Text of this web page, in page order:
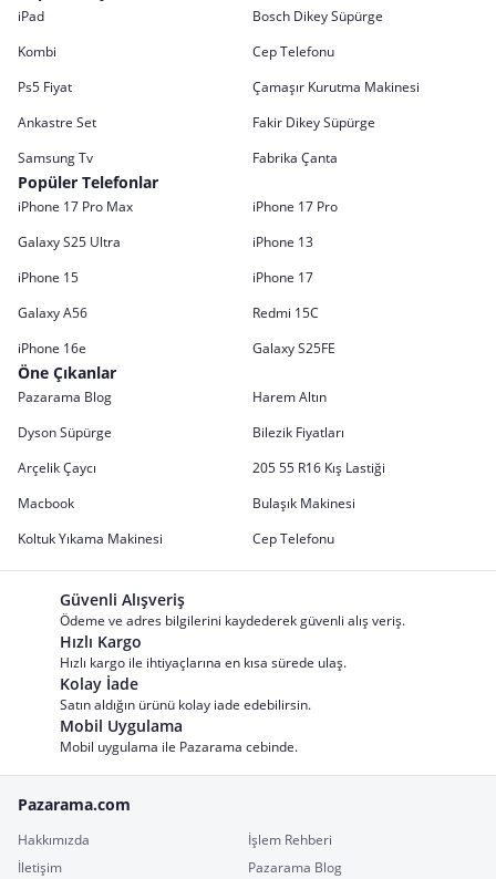
iPad
Bosch Dikey Süpürge
Kombi
Cep Telefonu
Ps5 Fiyat
Çamaşır Kurutma Makinesi
Ankastre Set
Fakir Dikey Süpürge
Samsung Tv
Fabrika Çanta
Popüler Telefonlar
iPhone 17 Pro Max
iPhone 17 Pro
Galaxy S25 Ultra
iPhone 13
iPhone 15
iPhone 17
Galaxy A56
Redmi 15C
iPhone 16e
Galaxy S25FE
Öne Çıkanlar
Pazarama Blog
Harem Altın
Dyson Süpürge
Bilezik Fiyatları
Arçelik Çaycı
205 55 R16 Kış Lastiği
Macbook
Bulaşık Makinesi
Koltuk Yıkama Makinesi
Cep Telefonu
Güvenli Alışveriş
Ödeme ve adres bilgilerini kaydederek güvenli alış veriş.
Hızlı Kargo
Hızlı kargo ile ihtiyaçlarına en kısa sürede ulaş.
Kolay İade
Satın aldığın ürünü kolay iade edebilirsin.
Mobil Uygulama
Mobil uygulama ile Pazarama cebinde.
Pazarama.com
Hakkımızda
İşlem Rehberi
İletişim
Pazarama Blog